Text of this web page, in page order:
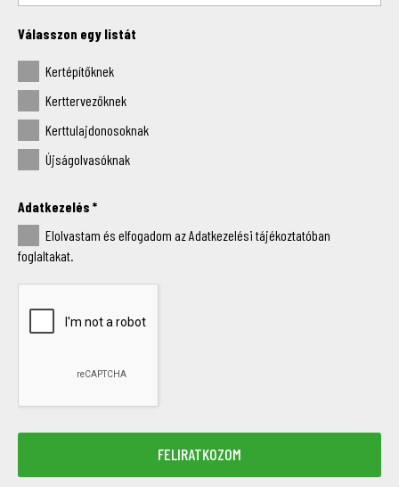
Válasszon egy listát
Kertépítőknek
Kerttervezőknek
Kerttulajdonosoknak
Újságolvasóknak
Adatkezelés *
Elolvastam és elfogadom az Adatkezelési tájékoztatóban
foglaltakat.